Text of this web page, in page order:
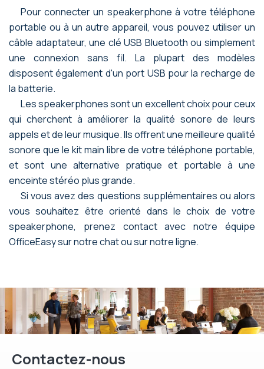
Pour connecter un speakerphone à votre téléphone
portable ou à un autre appareil, vous pouvez utiliser un
câble adaptateur, une clé USB Bluetooth ou simplement
une connexion sans fil. La plupart des modèles
disposent également d'un port USB pour la recharge de
la batterie.
Les speakerphones sont un excellent choix pour ceux
qui cherchent à améliorer la qualité sonore de leurs
appels et de leur musique. Ils offrent une meilleure qualité
sonore que le kit main libre de votre téléphone portable,
et sont une alternative pratique et portable à une
enceinte stéréo plus grande.
Si vous avez des questions supplémentaires ou alors
vous souhaitez être orienté dans le choix de votre
speakerphone, prenez contact avec notre équipe
OfficeEasy sur notre chat ou sur notre ligne.
Contactez-nous